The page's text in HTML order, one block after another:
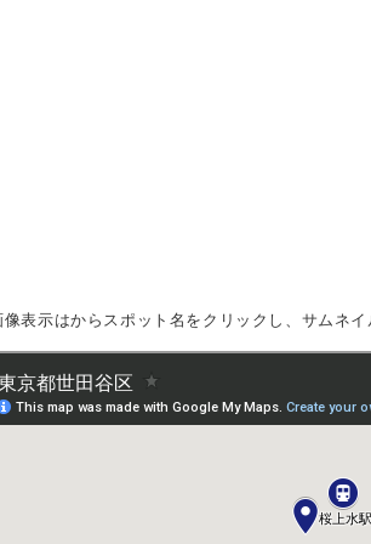
像表示はからスポット名をクリックし、サムネイ